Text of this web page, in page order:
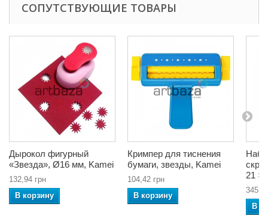
СОПУТСТВУЮЩИЕ ТОВАРЫ
Дырокол фигурный
«Звезда», Ø16 мм, Kamei
132,94 грн
В корзину
Кримпер для тиснения
бумаги, звезды, Kamei
104,42 грн
В корзину
21 ×
В